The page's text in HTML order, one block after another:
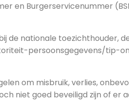
en Burgerservicenummer
de nationale toezichthouder,
persoonsgegevens/tip-
om misbruik, verlies,
niet goed beveiligd zijn of er